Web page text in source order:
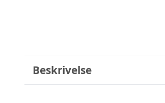
Beskrivelse